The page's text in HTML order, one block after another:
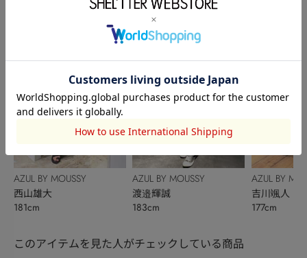
AZUL BY MOUSSY
西山雄大
181cm
168cm
AZUL BY MOUSSY
渡邉輝誠
183cm
AZUL BY
吉川颯人
177cm
このアイテムを見た人がチェックしている商品